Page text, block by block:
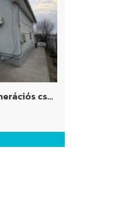
Gyálon két generációs családi ház eladó